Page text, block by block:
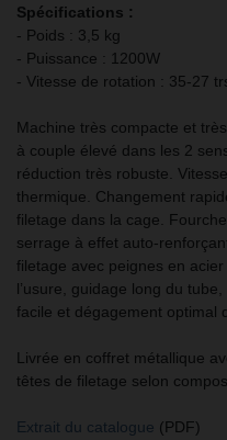
Spécifications :
- Poids : 3,5 kg
- Puissance : 1200W
- Vitesse de rotation : 35-27
Machine très compacte et
à couple élevé dans les 2
réduction très robuste.
thermique. Changement
filetage dans la cage.
serrage à effet auto-
filetage avec peignes en
l’usure, guidage long du
facile et dégagement optimal
Livrée en coffret métallique
têtes de filetage selon
Extrait du catalogue (PDF)